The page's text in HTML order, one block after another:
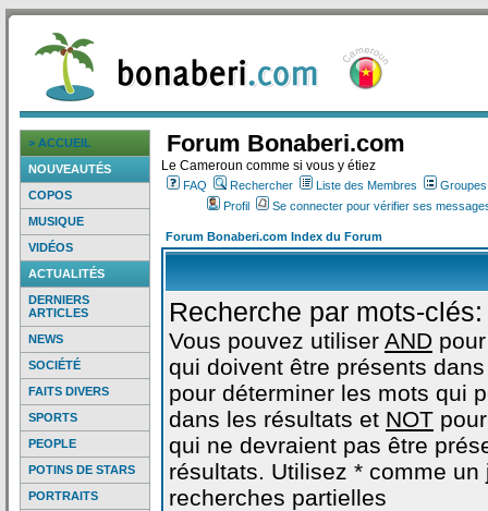
> ACCUEIL
NOUVEAUTÉS
COPOS
MUSIQUE
VIDÉOS
ACTUALITÉS
DERNIERS
ARTICLES
NEWS
SOCIÉTÉ
FAITS DIVERS
SPORTS
PEOPLE
POTINS DE STARS
PORTRAITS
Forum Bonaberi.com
Le Cameroun comme si vous y étiez
FAQ Rechercher Liste des Membres
Profil
Se connecter pour vérifier ses
Forum Bonaberi.com Index du Forum
Recherche par mots-clés:
Vous pouvez utiliser AND
qui doivent être présents
pour déterminer les mots qui
dans les résultats et NOT
qui ne devraient pas être
résultats. Utilisez * comme un
recherches partielles